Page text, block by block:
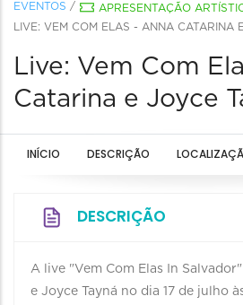
EVENTOS / APRESENTAÇÃO
LIVE: VEM COM ELAS - ANNA CATARINA
Live: Vem Com
Catarina e Joyce
INÍCIO DESCRIÇÃO
DESCRIÇÃO
A live "Vem Com Elas In
e Joyce Tayná no dia 17 de julho